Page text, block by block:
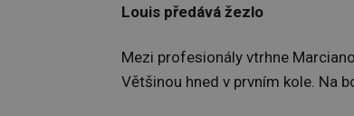
Louis předává žezlo
Mezi profesionály vtrhne
Většinou hned v prvním kole. Na